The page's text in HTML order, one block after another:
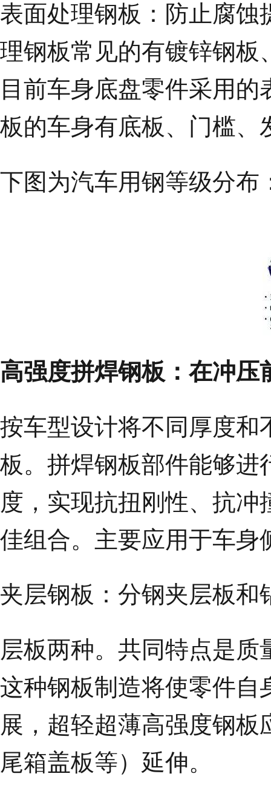
表面处理钢板： 防止腐蚀
理钢板常见的有镀锌钢板
目前车身底盘零件采用的
板的车身有底板、门槛、
下图为汽车用钢等级分布
高强度拼焊钢板：在冲压
按车型设计将不同厚度和
板。拼焊钢板部件能够进
度，实现抗扭刚性、抗
佳组合。主要应用于车身
夹层钢板：分钢夹层板和
层板两种。共同特点是
这种钢板制造将使零件
展，超轻超薄高强度钢
尾箱盖板等）延伸。